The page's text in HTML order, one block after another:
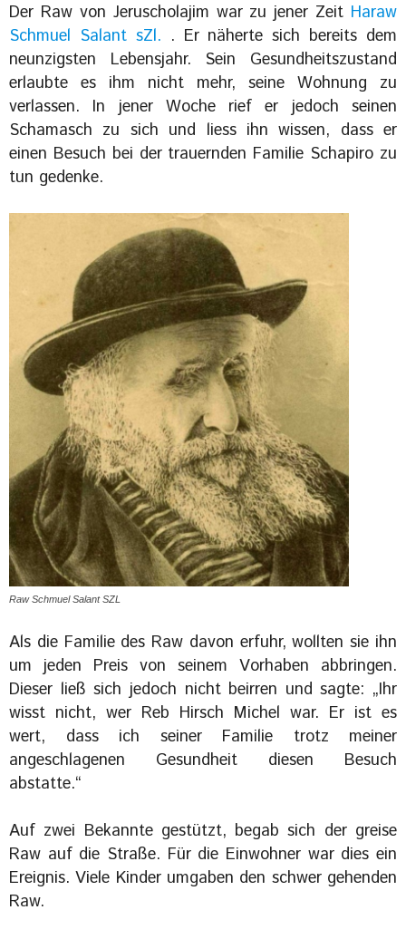
Der Raw von Jeruscholajim war zu jener Zeit Haraw
Schmuel Salant sZl. . Er näherte sich bereits dem
neunzigsten Lebensjahr. Sein Gesundheitszustand
erlaubte es ihm nicht mehr, seine Wohnung zu
verlassen. In jener Woche rief er jedoch seinen
Schamasch zu sich und liess ihn wissen, dass er
einen Besuch bei der trauernden Familie Schapiro zu
tun gedenke.
Raw Schmuel Salant SZL
Als die Familie des Raw davon erfuhr, wollten sie ihn
um jeden Preis von seinem Vorhaben abbringen.
Dieser ließ sich jedoch nicht beirren und sagte: „Ihr
wisst nicht, wer Reb Hirsch Michel war. Er ist es
wert, dass ich seiner Familie trotz meiner
angeschlagenen Gesundheit diesen Besuch
abstatte.“
Auf zwei Bekannte gestützt, begab sich der greise
Raw auf die Straße. Für die Einwohner war dies ein
Ereignis. Viele Kinder umgaben den schwer gehenden
Raw.